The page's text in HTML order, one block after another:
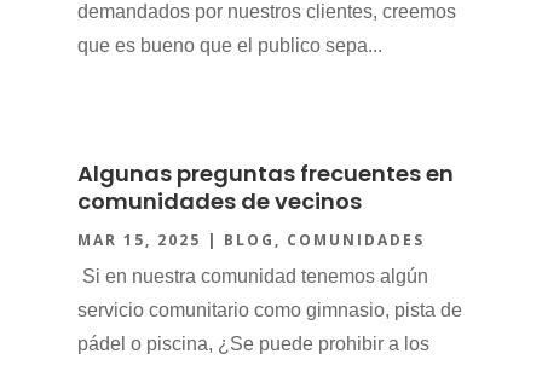
demandados por nuestros clientes, creemos
que es bueno que el publico sepa...
Algunas preguntas frecuentes en
comunidades de vecinos
MAR 15, 2025 | BLOG , COMUNIDADES
Si en nuestra comunidad tenemos algún
servicio comunitario como gimnasio, pista de
pádel o piscina, ¿Se puede prohibir a los